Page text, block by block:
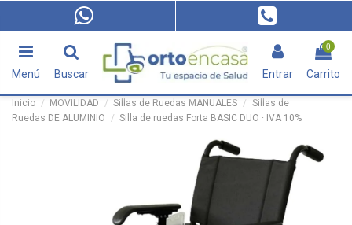
Menú Buscar Entrar
0
Carrito
Inicio MOVILIDAD Sillas de Ruedas MANUALES
Sillas de
Ruedas DE ALUMINIO
Silla de ruedas Forta BASIC DUO · IVA 10%